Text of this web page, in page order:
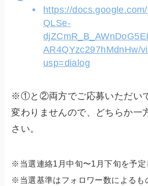
https://
QLSe-
AR4QYzc297hMdnHw/
usp=dialog
※①と②両方でご応募いただい
変わりませんので、どちらか一
さい。
※当選連絡1月中旬〜1月下旬を予定
※当選基準はフォロワー数によるも